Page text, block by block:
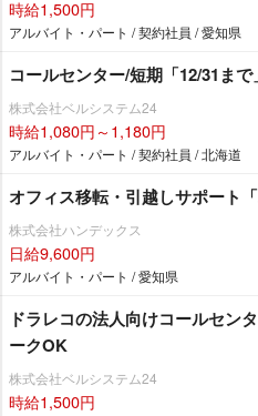
時給1,500円
アルバイト・パート / 契約社員 / 愛知県
コールセンター/短期「12/31ま
株式会社ベルシステム24
時給1,080円～1,180円
アルバイト・パート / 契約社員 / 北海道
オフィス移転・引越しサポート
株式会社ハンデックス
日給9,600円
アルバイト・パート / 愛知県
ドラレコの法人向けコールセン
ークOK
株式会社ベルシステム24
時給1,500円